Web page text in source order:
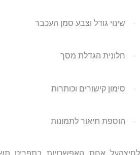
· שינוי גודל וצבע סמן העכבר
· חלונית הגדלת מסך
· סימון קישורים וכותרות
· הוספת תיאור לתמונות
לחיצהעל אחת האפשרויות בתפריט